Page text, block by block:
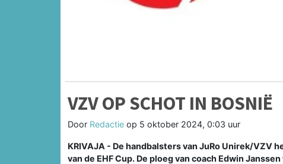
VZV OP SCHOT IN BOSNIË
Door Redactie op 5 oktober 2024, 0:03 uur
KRIVAJA - De handbalsters van JuRo Unirek/VZV
van de EHF Cup. De ploeg van coach Edwin